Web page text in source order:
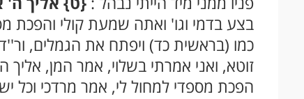
בצע בדמי וגו' ואתה שמעת קולי והפכת
כמו (בראשית כד) ויפתח את הגמלים,
זוטא, ואני אמרתי בשלוי, אמר המן,
הפכת מספדי למחול לי, אמר מרדכי וכל